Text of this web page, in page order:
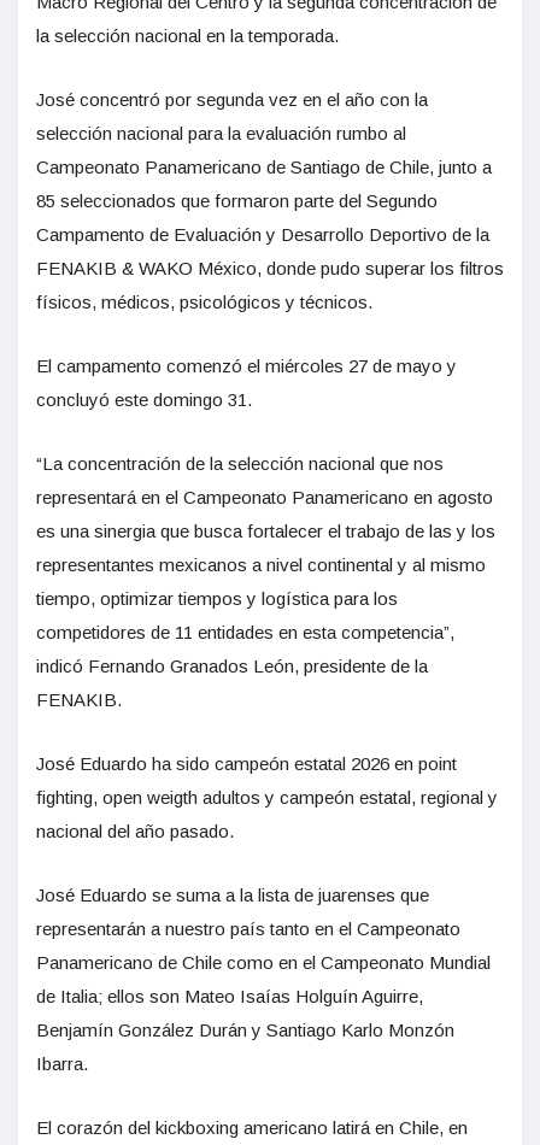
la selección nacional en la temporada.
José concentró por segunda vez en el año con la
selección nacional para la evaluación rumbo al
Campeonato Panamericano de Santiago de Chile, junto a
85 seleccionados que formaron parte del Segundo
Campamento de Evaluación y Desarrollo Deportivo de la
FENAKIB & WAKO México, donde pudo superar los filtros
físicos, médicos, psicológicos y técnicos.
El campamento comenzó el miércoles 27 de mayo y
concluyó este domingo 31.
“La concentración de la selección nacional que nos
representará en el Campeonato Panamericano en agosto
es una sinergia que busca fortalecer el trabajo de las y los
representantes mexicanos a nivel continental y al mismo
tiempo, optimizar tiempos y logística para los
competidores de 11 entidades en esta competencia”,
indicó Fernando Granados León, presidente de la
FENAKIB.
José Eduardo ha sido campeón estatal 2026 en point
fighting, open weigth adultos y campeón estatal, regional y
nacional del año pasado.
José Eduardo se suma a la lista de juarenses que
representarán a nuestro país tanto en el Campeonato
Panamericano de Chile como en el Campeonato Mundial
de Italia; ellos son Mateo Isaías Holguín Aguirre,
Benjamín González Durán y Santiago Karlo Monzón
Ibarra.
El corazón del kickboxing americano latirá en Chile, en